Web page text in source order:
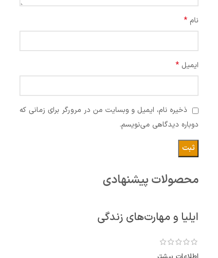
نام *
ایمیل *
ذخیره نام، ایمیل و وبسایت من در مرورگر برای زمانی که
دوباره دیدگاهی می‌نویسم.
محصولات پیشنهادی
ایلیا و مهارت‌های زندگی